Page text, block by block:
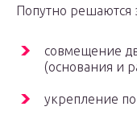
Попутно решаются
совмещение
(основания и
укрепление